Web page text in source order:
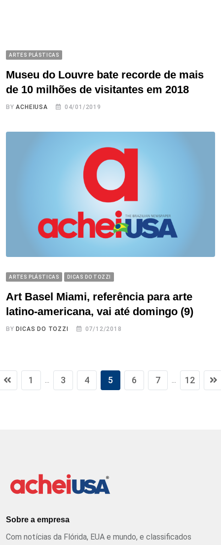
ARTES PLÁSTICAS
Museu do Louvre bate recorde de mais
de 10 milhões de visitantes em 2018
BYACHEIUSA 04/01/2019
ARTES PLÁSTICAS DICAS DO TOZZI
Art Basel Miami, referência para arte
latino-americana, vai até domingo (9)
BY DICAS DO TOZZI 07/12/2018
1 ... 3 4 5 6 7 ... 12
Sobre a empresa
Com notícias da Flórida, EUA e mundo, e classificados